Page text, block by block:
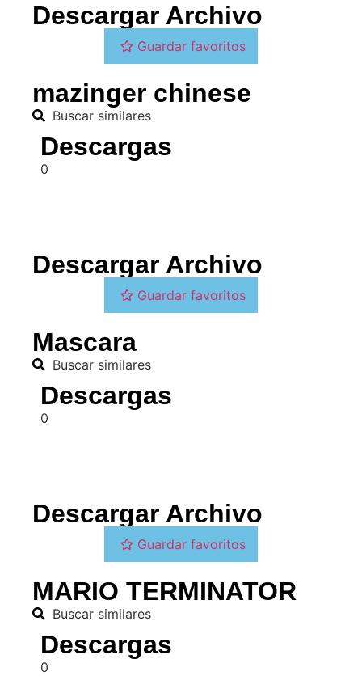
Descargar Archivo
Guardar favoritos
mazinger chinese
Buscar similares
Descargas
0
Descargar Archivo
Guardar favoritos
Mascara
Buscar similares
Descargas
0
Descargar Archivo
Guardar favoritos
MARIO TERMINATOR
Buscar similares
Descargas
0